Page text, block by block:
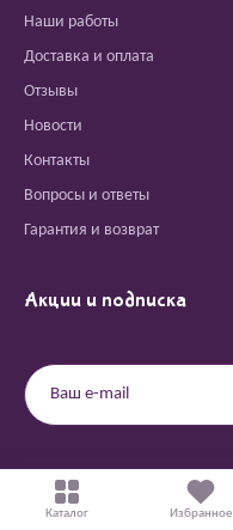
Наши работы
Доставка и оплата
Отзывы
Новости
Контакты
Вопросы и ответы
Гарантия и возврат
Акции и подписка
Мы в соцсетях
Каталог Избранное